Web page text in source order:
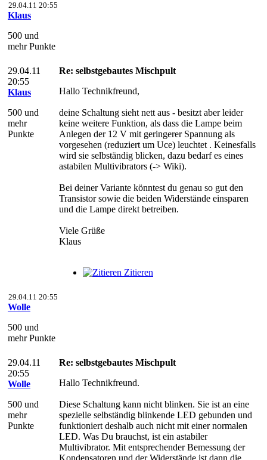
29.04.11 20:55
Klaus
500 und
mehr Punkte
29.04.11
20:55
Klaus
500 und
mehr
Punkte
Re: selbstgebautes Mischpult
Hallo Technikfreund,
deine Schaltung sieht nett aus - besitzt aber leider
keine weitere Funktion, als dass die Lampe beim
Anlegen der 12 V mit geringerer Spannung als
vorgesehen (reduziert um Uce) leuchtet . Keinesfalls
wird sie selbständig blicken, dazu bedarf es eines
astabilen Multivibrators (-> Wiki).
Bei deiner Variante könntest du genau so gut den
Transistor sowie die beiden Widerstände einsparen
und die Lampe direkt betreiben.
Viele Grüße
Klaus
Zitieren
29.04.11 20:55
Wolle
500 und
mehr Punkte
29.04.11
20:55
Wolle
500 und
mehr
Punkte
Re: selbstgebautes Mischpult
Hallo Technikfreund.
Diese Schaltung kann nicht blinken. Sie ist an eine
spezielle selbständig blinkende LED gebunden und
funktioniert deshalb auch nicht mit einer normalen
LED. Was Du brauchst, ist ein astabiler
Multivibrator. Mit entsprechender Bemessung der
Kondensatoren und der Widerstände ist dann die